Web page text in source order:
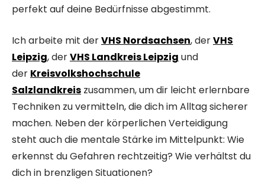
perfekt auf deine Bedürfnisse abgestimmt.
Ich arbeite mit derVHS Nordsachsen, derVHS
Leipzig, derVHS Landkreis Leipzig und
der Kreisvolkshochschule
Salzlandkreis zusammen, um dir leicht erlernbare
Techniken zu vermitteln, die dich im Alltag sicherer
machen. Neben der körperlichen Verteidigung
steht auch die mentale Stärke im Mittelpunkt: Wie
erkennst du Gefahren rechtzeitig? Wie verhältst du
dich in brenzligen Situationen?